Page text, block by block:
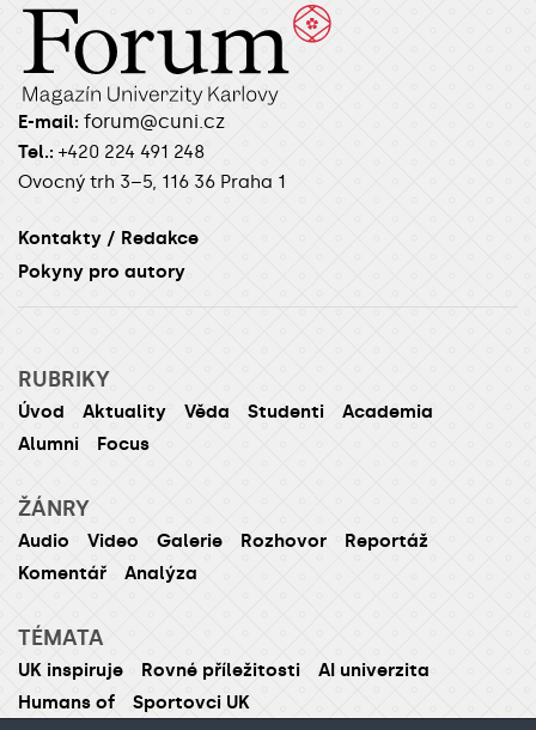
E-mail: forum@cuni.cz
Tel.: +420 224 491 248
Ovocný trh 3–5, 116 36 Praha 1
Kontakty / Redakce
Pokyny pro autory
RUBRIKY
Úvod Aktuality Věda Studenti
Academia
Alumni
Focus
ŽÁNRY
Audio Video Galerie Rozhovor
Reportáž
Komentář
Analýza
TÉMATA
UK inspiruje Rovné příležitosti
AI univerzita
Humans of
Sportovci UK